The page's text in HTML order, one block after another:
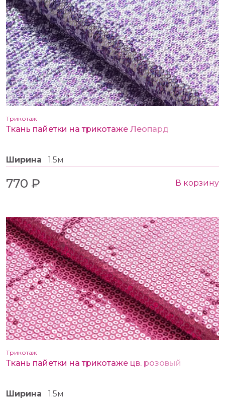
Трикотаж
Ткань пайетки на трикотаже Леопард
Ширина 1.5м
770 ₽ В корзину
Трикотаж
Ткань пайетки на трикотаже цв. розовый
Ширина 1.5м